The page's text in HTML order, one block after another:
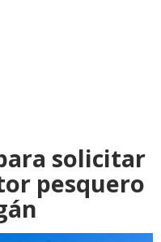
solicitar
pesquero